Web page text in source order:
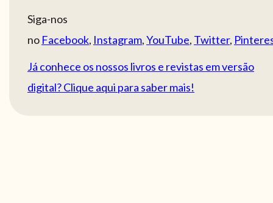
Siga-nos
no Facebook, Instagram,YouTube, Twitter,
Já conhece os nossos livros e revistas em versão
digital? Clique aqui para saber mais!